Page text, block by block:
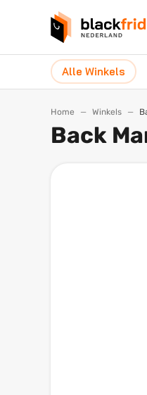
Alle Winkels
Home Winkels
Back